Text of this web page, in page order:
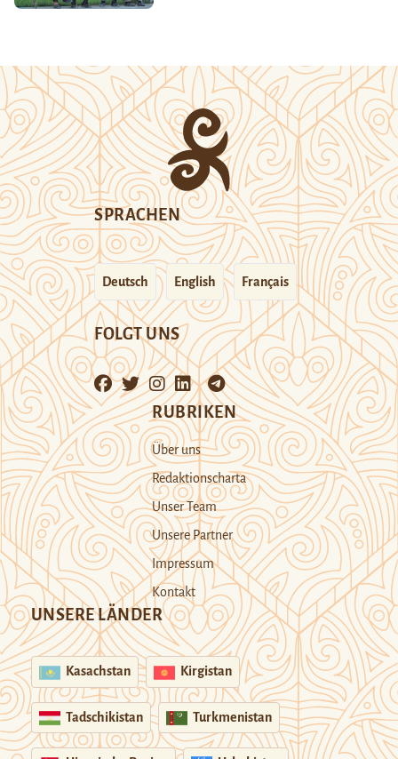
SPRACHEN
Deutsch English Français
FOLGT UNS
RUBRIKEN
Über uns
Redaktionscharta
Unser Team
Unsere Partner
Impressum
Kontakt
UNSERE LÄNDER
Kasachstan Kirgistan
Tadschikistan Turkmenistan